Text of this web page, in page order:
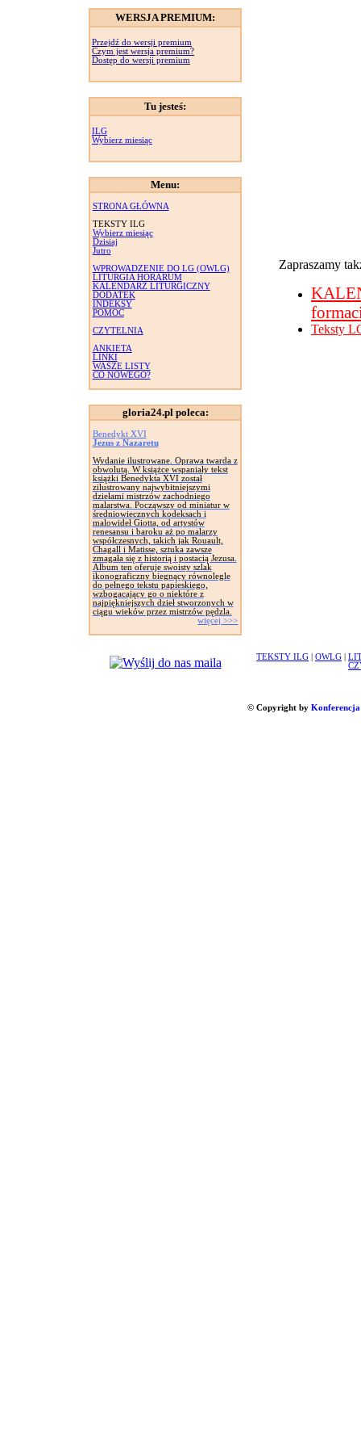
WERSJA PREMIUM:
Przejdź do wersji premium
Czym jest wersja premium?
Dostęp do wersji premium
Tu jesteś:
ILG
Wybierz miesiąc
Menu:
STRONA GŁÓWNA
TEKSTY ILG
Wybierz miesiąc
Dzisiaj
Jutro
WPROWADZENIE DO LG (OWLG)
LITURGIA HORARUM
KALENDARZ LITURGICZNY
DODATEK
INDEKSY
POMOC
CZYTELNIA
ANKIETA
LINKI
WASZE LISTY
CO NOWEGO?
gloria24.pl poleca:
Benedykt XVI
Jezus z Nazaretu
Wydanie ilustrowane. Oprawa twarda z
obwolutą. W książce wspaniały tekst
książki Benedykta XVI został
zilustrowany najwybitniejszymi
dziełami mistrzów zachodniego
malarstwa. Począwszy od miniatur w
średniowiecznych kodeksach i
malowideł Giotta, od artystów
renesansu i baroku aż po malarzy
współczesnych, takich jak Rouault,
Chagall i Matisse, sztuka zawsze
zmagała się z historią i postacią Jezusa.
Album ten oferuje swoisty szlak
ikonograficzny biegnący równolegle
do pełnego tekstu papieskiego,
wzbogacający go o niektóre z
najpiękniejszych dzieł stworzonych w
ciągu wieków przez mistrzów pędzla.
więcej >>>
Zapraszamy
Teksty
TEKSTY ILG OWLG
© Copyright by Konferencja